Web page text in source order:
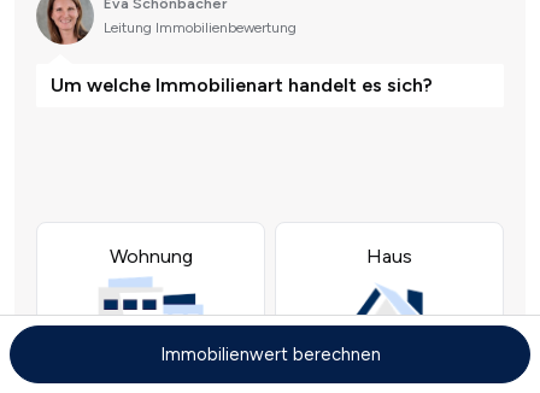
Immobilienwert berechnen